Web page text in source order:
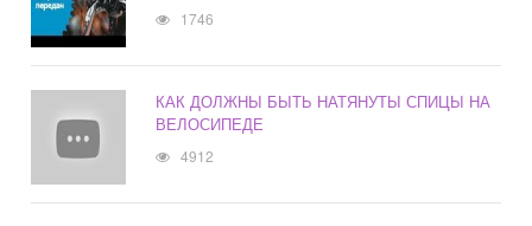
1746
КАК ДОЛЖНЫ БЫТЬ НАТЯНУТЫ СПИЦЫ НА
ВЕЛОСИПЕДЕ
4912